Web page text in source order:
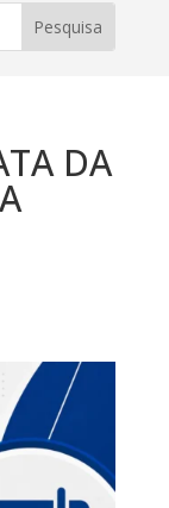
DA